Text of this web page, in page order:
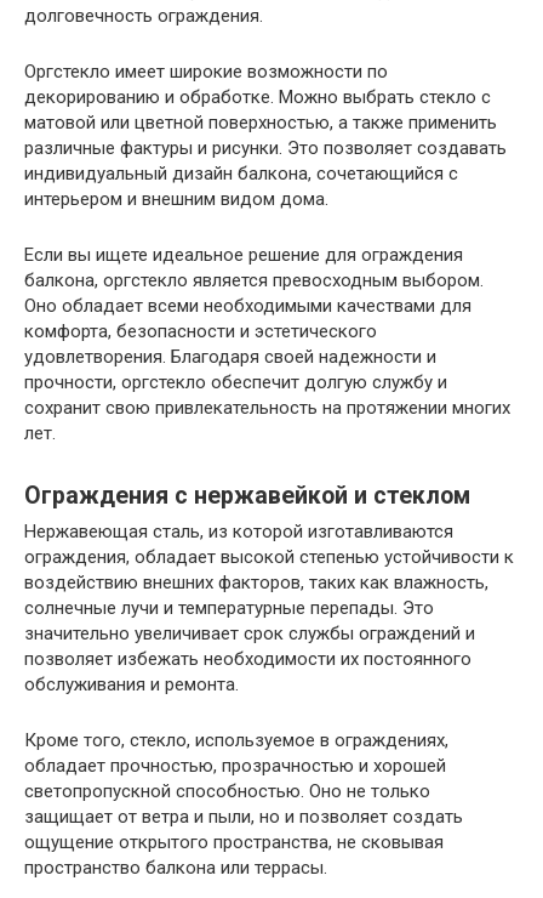
долговечность ограждения.
Оргстекло имеет широкие возможности по
декорированию и обработке. Можно выбрать стекло с
матовой или цветной поверхностью, а также применить
различные фактуры и рисунки. Это позволяет создавать
индивидуальный дизайн балкона, сочетающийся с
интерьером и внешним видом дома.
Если вы ищете идеальное решение для ограждения
балкона, оргстекло является превосходным выбором.
Оно обладает всеми необходимыми качествами для
комфорта, безопасности и эстетического
удовлетворения. Благодаря своей надежности и
прочности, оргстекло обеспечит долгую службу и
сохранит свою привлекательность на протяжении многих
лет.
Ограждения с нержавейкой и стеклом
Нержавеющая сталь, из которой изготавливаются
ограждения, обладает высокой степенью устойчивости к
воздействию внешних факторов, таких как влажность,
солнечные лучи и температурные перепады. Это
значительно увеличивает срок службы ограждений и
позволяет избежать необходимости их постоянного
обслуживания и ремонта.
Кроме того, стекло, используемое в ограждениях,
обладает прочностью, прозрачностью и хорошей
светопропускной способностью. Оно не только
защищает от ветра и пыли, но и позволяет создать
ощущение открытого пространства, не сковывая
пространство балкона или террасы.